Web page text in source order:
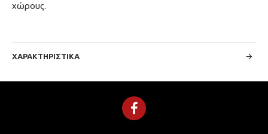
χώρους.
ΧΑΡΑΚΤΗΡΙΣΤΙΚΆ